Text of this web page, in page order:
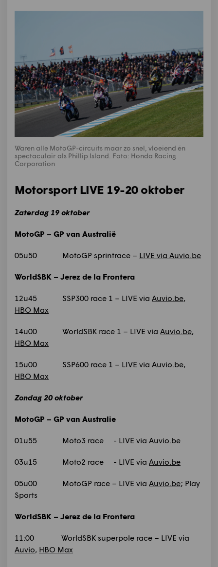
Waren alle MotoGP-circuits maar zo snel, vloeiend én
spectaculair als Phillip Island. Foto: Honda Racing
Corporation
Motorsport LIVE 19-20 oktober
Zaterdag 19 oktober
MotoGP – GP van Australië
05u50 MotoGP sprintrace – LIVE via Auvio.be
WorldSBK – Jerez de la Frontera
12u45 SSP300 race 1 – LIVE via Auvio.be,
HBO Max
14u00 WorldSBK race 1 – LIVE via Auvio.be,
HBO Max
15u00 SSP600 race 1 – LIVE via Auvio.be,
HBO Max
Zondag 20 oktober
MotoGP – GP van Australie
01u55 Moto3 race - LIVE via Auvio.be
03u15 Moto2 race - LIVE via Auvio.be
05u00 MotoGP race – LIVE via Auvio.be; Play
Sports
WorldSBK – Jerez de la Frontera
11:00 WorldSBK superpole race – LIVE via
Auvio, HBO Max